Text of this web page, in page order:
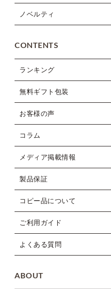
ノベルティ
CONTENTS
ランキング
無料ギフト包装
お客様の声
コラム
メディア掲載情報
製品保証
コピー品について
ご利用ガイド
よくある質問
ABOUT